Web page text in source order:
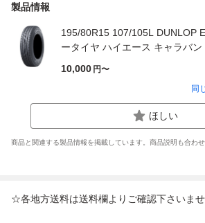
製品情報
195/80R15 107/105L DUNLOP
ータイヤ ハイエース キャラバン
10,000 円〜
同
ほしい
商品と関連する製品情報を掲載しています。商品説明も合わせ
☆各地方送料は送料欄よりご確認下さいませ